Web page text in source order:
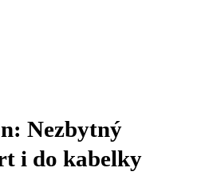
Nezbytný
i do kabelky